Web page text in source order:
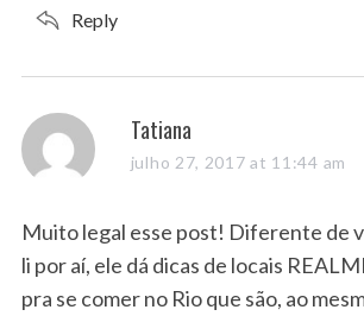
Reply
s
a
s
:
Tatiana
julho 27, 2017 at 11:44 am
Muito legal esse post! Diferente de
li por aí, ele dá dicas de locais
pra se comer no Rio que são, ao